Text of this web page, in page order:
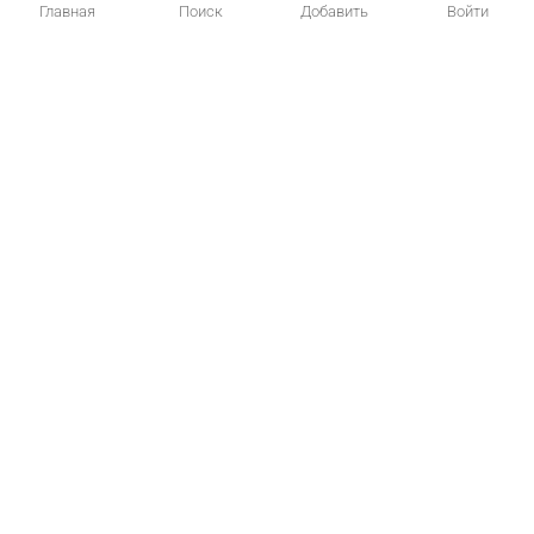
Главная Поиск Добавить Войти